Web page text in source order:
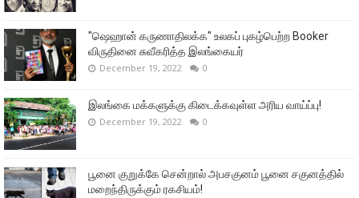
"ஷெஹான் கருணாதிலக்க" உலகப் புகழ்பெற்ற Booker
விருதினை சுவீகரித்த இலங்கையர்
December 19, 2022 0
இலங்கை மக்களுக்கு கிடைக்கவுள்ள அரிய வாய்ப்பு!
December 19, 2022 0
பூனை குறுக்கே சென்றால் அபசகுனம் பூனை சகுனத்தில்
மறைந்திருக்கும் ரகசியம்!